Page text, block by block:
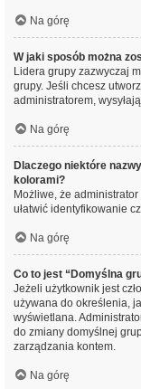
Na górę
W jaki sposób można
Lidera grupy zazwyczaj
grupy. Jeśli chcesz
administratorem,
Na górę
Dlaczego niektóre
kolorami?
Możliwe, że administrator
ułatwić identyfikowanie
Na górę
Co to jest “Domyślna
Jeżeli użytkownik jest
używana do określenia,
wyświetlana.
do zmiany domyślnej
zarządzania kontem.
Na górę